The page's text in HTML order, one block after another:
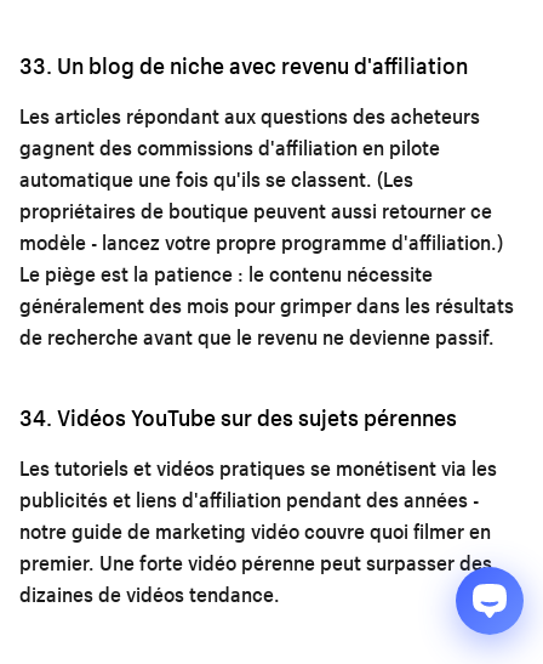
33. Un blog de niche avec revenu d'affiliation
Les articles répondant aux questions des acheteurs
gagnent des commissions d'affiliation en pilote
automatique une fois qu'ils se classent. (Les
propriétaires de boutique peuvent aussi retourner ce
modèle - lancez votre propre programme d'affiliation.)
Le piège est la patience : le contenu nécessite
généralement des mois pour grimper dans les résultats
de recherche avant que le revenu ne devienne passif.
34. Vidéos YouTube sur des sujets pérennes
Les tutoriels et vidéos pratiques se monétisent via les
publicités et liens d'affiliation pendant des années -
notreguide de marketing vidéocouvre quoi filmer en
premier. Une forte vidéo pérenne peut surpasser des
dizaines de vidéos tendance.